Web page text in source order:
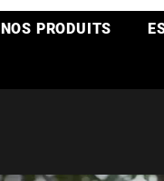
NOS PRODUITS